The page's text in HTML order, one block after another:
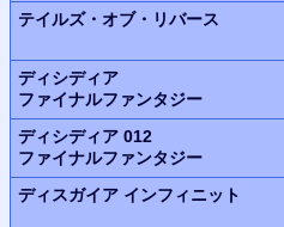
テイルズ・オブ・リバース
ディシディア
ファイナルファンタジー
ディシディア 012
ファイナルファンタジー
ディスガイア インフィニット